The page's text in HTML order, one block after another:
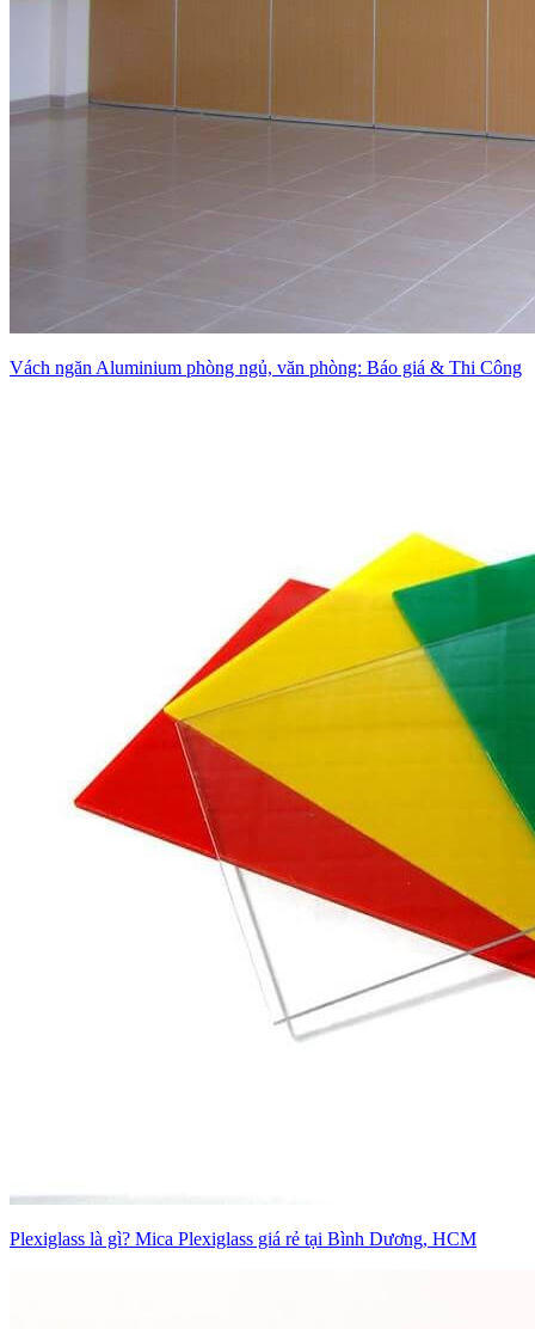
Vách ngăn Aluminium phòng ngủ, văn phòng: Báo giá & Thi Công
Plexiglass là gì? Mica Plexiglass giá rẻ tại Bình Dương, HCM